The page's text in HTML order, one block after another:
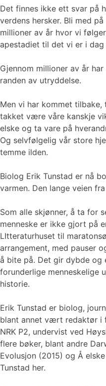
Det finnes ikke ett svar på
verdens hersker. Bli med
millioner av år hvor vi
apestadiet til det vi er i dag
Gjennom millioner av år
randen av utryddelse.
Men vi har kommet
takket være våre kanskje
elske og ta vare på
Og selvfølgelig vår store
temme ilden.
Biolog Erik Tunstad er nå
varmen. Den lange veien
Som alle skjønner, å ta for
menneske er ikke gjort på
LItteraturhuset til
arrangement, med pauser
å bite på. Det gir dybde og
forunderlige menneskelige
historie.
Erik Tunstad er biolog,
blant annet vært redaktør i
NRK P2, undervist ved
flere bøker, blant andre
Evolusjon (2015) og Å
Tunstad her.